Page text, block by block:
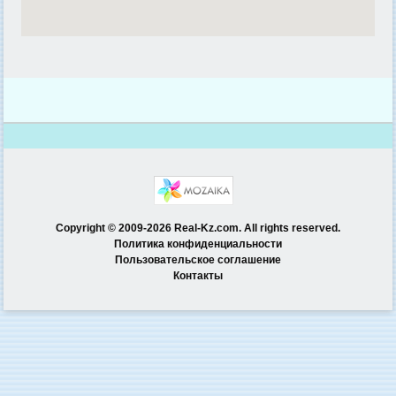
Copyright © 2009-2026 Real-Kz.com. All rights reserved.
Политика конфиденциальности
Пользовательское соглашение
Контакты